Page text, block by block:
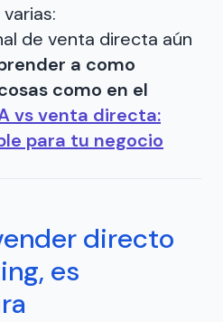
de venta directa aún
a como
como en el
vs venta directa:
para tu negocio
directo
es